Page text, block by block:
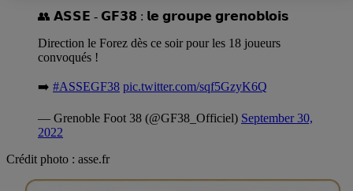
👥 𝗔𝗦𝗦𝗘 - 𝗚𝗙𝟯𝟴 : 𝗹𝗲 𝗴𝗿𝗼𝘂𝗽𝗲 𝗴𝗿𝗲𝗻𝗼𝗯𝗹𝗼𝗶𝘀
Direction le Forez dès ce soir pour les 18 joueurs
convoqués !
➡️ #ASSEGF38 pic.twitter.com/sqf5GzyK6Q
— Grenoble Foot 38 (@GF38_Officiel) September 30,
2022
Crédit photo : asse.fr